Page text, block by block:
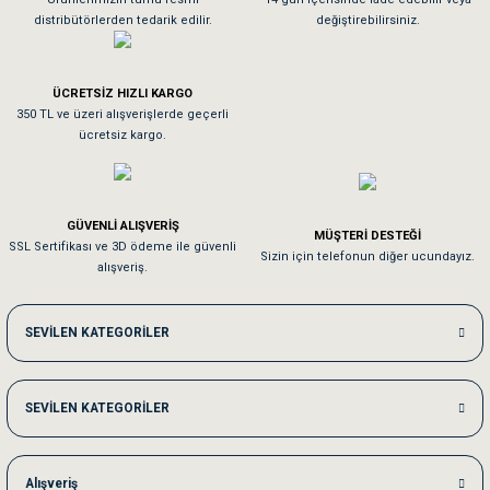
Tavşanım kafesinin kalitesine ve paketlemesine bayıldım
Sa**** On******
Kedilerim beğeniyorlar. Memnunuz. Uygun fiyatta olması iyi.
Me***** Ya******
Akşam verdiğim sipariş bir sonraki gün elime ulaştı. Jack russell köpeğim
Ka***** Ar******
Ufak bir sorun harici sorun olmadı sağolsunlar onuda hemen çözdüler
distribütörlerden tedarik edilir.
değiştirebilirsiniz.
ÜCRETSİZ HIZLI KARGO
350 TL ve üzeri alışverişlerde geçerli
ücretsiz kargo.
GÜVENLİ ALIŞVERİŞ
SSL Sertifikası ve 3D ödeme ile güvenli
alışveriş.
MÜŞTERİ DESTEĞİ
Sizin için telefonun diğer ucundayız.
SEVİLEN KATEGORİLER
SEVİLEN KATEGORİLER
Alışveriş